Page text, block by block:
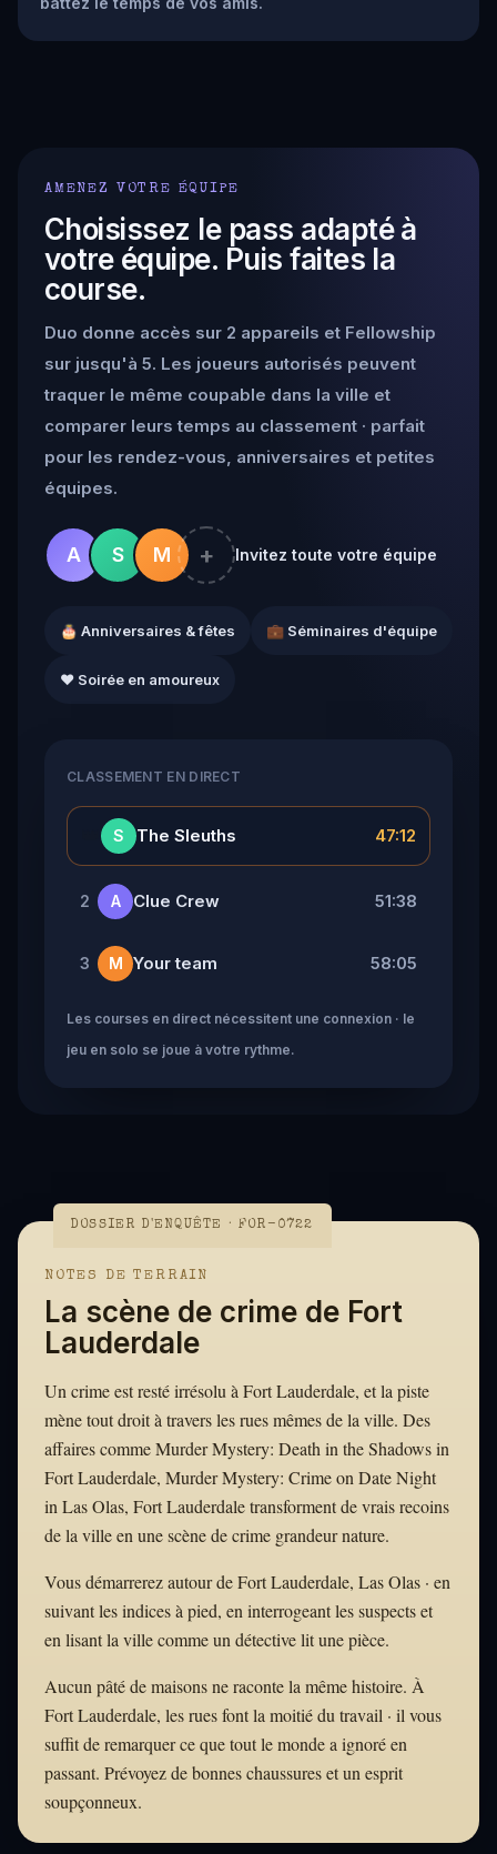
AMENEZ VOTRE ÉQUIPE
Choisissez le pass adapté à
votre équipe. Puis faites la
course.
Duo donne accès sur 2 appareils et Fellowship
sur jusqu'à 5. Les joueurs autorisés peuvent
traquer le même coupable dans la ville et
comparer leurs temps au classement · parfait
pour les rendez-vous, anniversaires et petites
équipes.
A S M + Invitez toute votre équipe
🎂 Anniversaires & fêtes 💼 Séminaires d'équipe
❤️ Soirée en amoureux
CLASSEMENT EN DIRECT
S The Sleuths 47:12
2 A Clue Crew 51:38
3 M Your team 58:05
Les courses en direct nécessitent une connexion · le
jeu en solo se joue à votre rythme.
DOSSIER D'ENQUÊTE · FOR-0722
NOTES DE TERRAIN
La scène de crime de Fort
Lauderdale
Un crime est resté irrésolu à Fort Lauderdale, et la piste
mène tout droit à travers les rues mêmes de la ville. Des
affaires comme Murder Mystery: Death in the Shadows in
Fort Lauderdale, Murder Mystery: Crime on Date Night
in Las Olas, Fort Lauderdale transforment de vrais recoins
de la ville en une scène de crime grandeur nature.
Vous démarrerez autour de Fort Lauderdale, Las Olas · en
suivant les indices à pied, en interrogeant les suspects et
en lisant la ville comme un détective lit une pièce.
Aucun pâté de maisons ne raconte la même histoire. À
Fort Lauderdale, les rues font la moitié du travail · il vous
suffit de remarquer ce que tout le monde a ignoré en
passant. Prévoyez de bonnes chaussures et un esprit
soupçonneux.